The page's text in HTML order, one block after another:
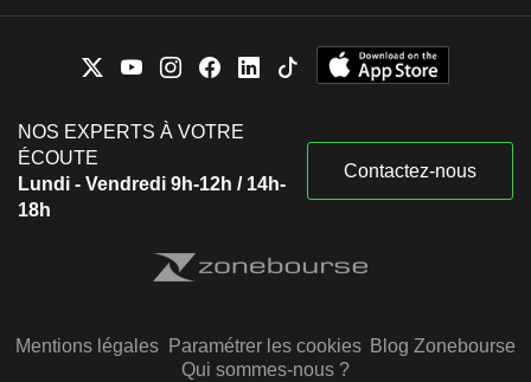
NOS EXPERTS À VOTRE
ÉCOUTE
Lundi - Vendredi 9h-12h / 14h-
18h
Contactez-nous
Mentions légales Paramétrer les cookies Blog Zonebourse
Qui sommes-nous ?